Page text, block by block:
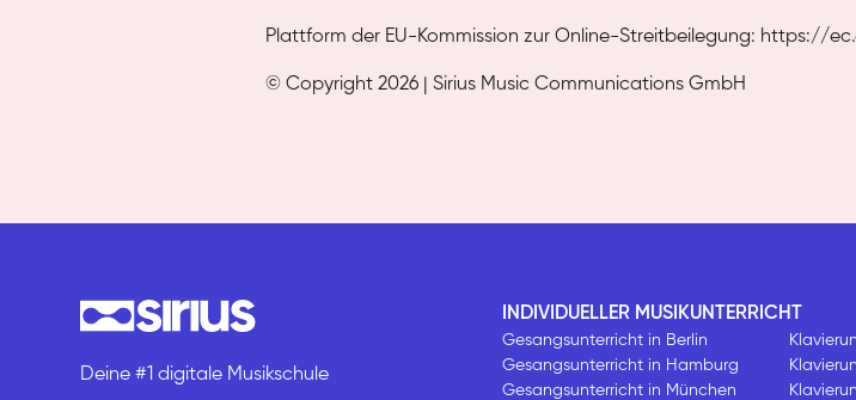
Plattform der EU-Kommission zur Online-Streitbeilegung: https://
© Copyright 2026 | Sirius Music Communications GmbH
Deine #1 digitale Musikschule
INDIVIDUELLER MUSIKUNTERRICHT
Gesangsunterricht in Berlin
Gesangsunterricht in Hamburg
Gesangsunterricht in München